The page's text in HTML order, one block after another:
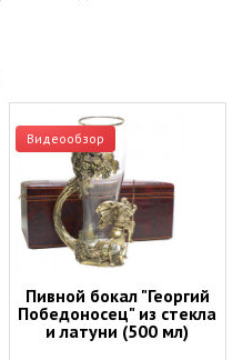
Видеообзор
Пивной бокал "Георгий
Победоносец" из стекла
и латуни (500 мл)